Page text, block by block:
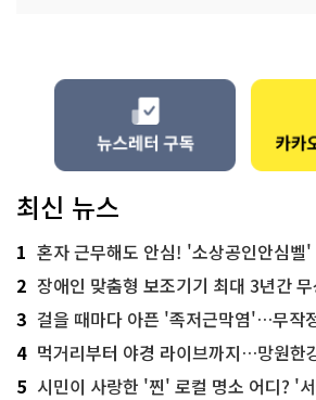
최신 뉴스
1 혼자 근무해도 안심! '소상공인안심벨
2 장애인 맞춤형 보조기기 최대 3년간 무상
3 걸을 때마다 아픈 '족저근막염'…무작정 참지
4 먹거리부터 야경 라이브까지…망원한
5 시민이 사랑한 '찐' 로컬 명소 어디? '서울